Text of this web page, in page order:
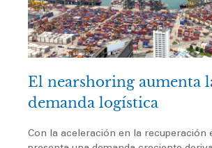
El nearshoring aumenta
demanda logística
Con la aceleración en la recuperación
a
g
e
a
g
e
a
g
e
a
g
e
g
a
g